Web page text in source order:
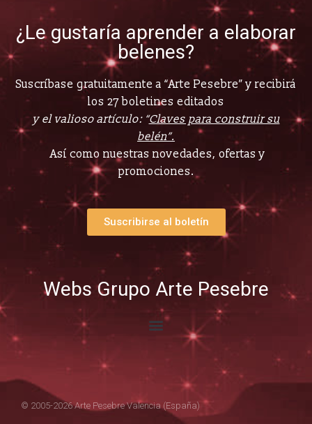
¿Le gustaría aprender a elaborar
belenes?
Suscríbase gratuitamente a “Arte Pesebre” y recibirá
los 27 boletines editados
y el valioso artículo: “Claves para construir su
belén”.
Así como nuestras novedades, ofertas y
promociones.
Suscribirse al boletín
Webs Grupo Arte Pesebre
© 2005-2026 Arte Pesebre Valencia (España)